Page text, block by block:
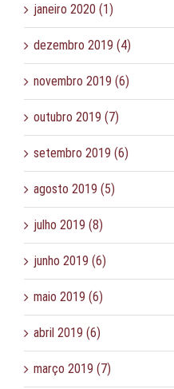
janeiro 2020 (1)
dezembro 2019 (4)
novembro 2019 (6)
outubro 2019 (7)
setembro 2019 (6)
agosto 2019 (5)
julho 2019 (8)
junho 2019 (6)
maio 2019 (6)
abril 2019 (6)
março 2019 (7)